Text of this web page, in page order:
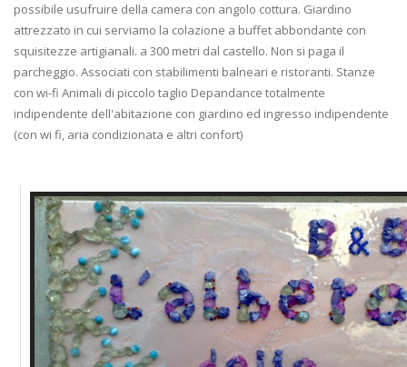
possibile usufruire della camera con angolo cottura. Giardino
attrezzato in cui serviamo la colazione a buffet abbondante con
squisitezze artigianali. a 300 metri dal castello. Non si paga il
parcheggio. Associati con stabilimenti balneari e ristoranti. Stanze
con wi-fi Animali di piccolo taglio Depandance totalmente
indipendente dell'abitazione con giardino ed ingresso indipendente
(con wi fi, aria condizionata e altri confort)